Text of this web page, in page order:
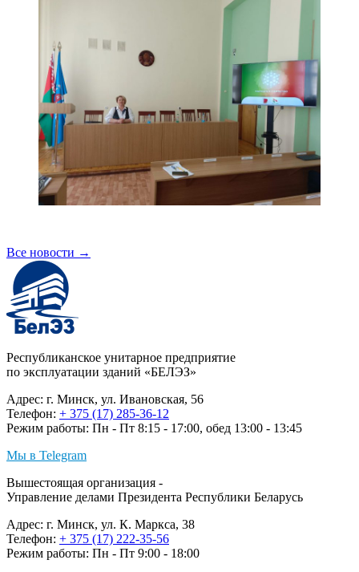
Все новости →
Республиканское унитарное предприятие
по эксплуатации зданий «БЕЛЭЗ»
Адрес: г. Минск, ул. Ивановская, 56
Телефон: + 375 (17) 285-36-12
Режим работы: Пн - Пт 8:15 - 17:00, обед 13:00 - 13:45
Мы в Telegram
Вышестоящая организация -
Управление делами Президента Республики Беларусь
Адрес: г. Минск, ул. К. Маркса, 38
Телефон: + 375 (17) 222-35-56
Режим работы: Пн - Пт 9:00 - 18:00